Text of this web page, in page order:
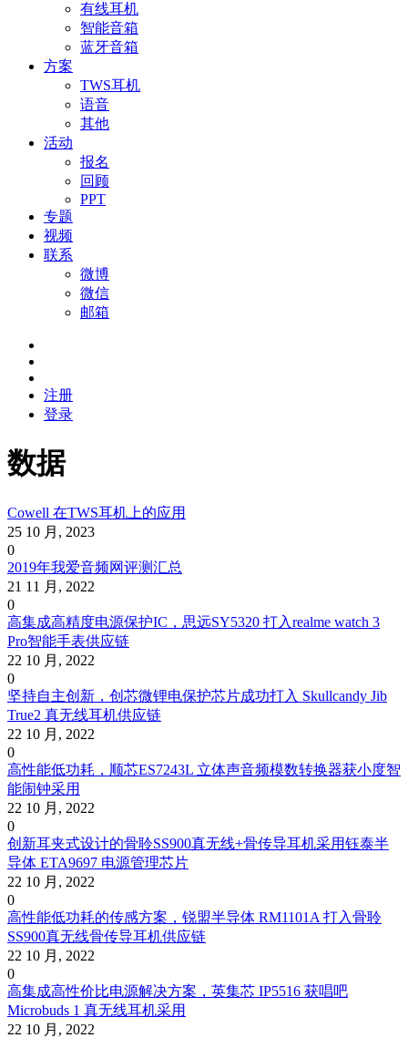
有线耳机
智能音箱
蓝牙音箱
方案
TWS耳机
语音
其他
活动
报名
回顾
PPT
专题
视频
联系
微博
微信
邮箱
注册
登录
数据
Cowell 在TWS耳机上的应用
25 10 月, 2023
0
2019年我爱音频网评测汇总
21 11 月, 2022
0
高集成高精度电源保护IC，思远SY5320 打入realme watch 3
Pro智能手表供应链
22 10 月, 2022
0
坚持自主创新，创芯微锂电保护芯片成功打入 Skullcandy Jib
True2 真无线耳机供应链
22 10 月, 2022
0
高性能低功耗，顺芯ES7243L 立体声音频模数转换器获小度智
能闹钟采用
22 10 月, 2022
0
创新耳夹式设计的骨聆SS900真无线+骨传导耳机采用钰泰半
导体 ETA9697 电源管理芯片
22 10 月, 2022
0
高性能低功耗的传感方案，锐盟半导体 RM1101A 打入骨聆
SS900真无线骨传导耳机供应链
22 10 月, 2022
0
高集成高性价比电源解决方案，英集芯 IP5516 获唱吧
Microbuds 1 真无线耳机采用
22 10 月, 2022